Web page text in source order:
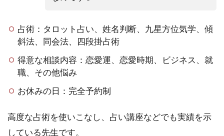
占術：タロット占い、姓名判断、九星方位気学、傾
斜法、同会法、四段掛占術
得意な相談内容：恋愛運、恋愛時期、ビジネス、就
職、その他悩み
お休みの日：完全予約制
高度な占術を使いこなし、占い講座などでも実績を示
している先生です。